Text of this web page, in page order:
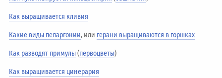
Как выращивается кливия
Какие виды пеларгонии, или герани выращиваются в горшках
Как разводят примулы(первоцветы)
Как выращивается цинерария